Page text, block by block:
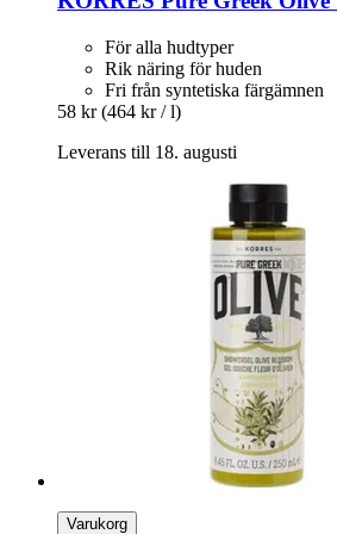
För alla hudtyper
Rik näring för huden
Fri från syntetiska färgämnen
58 kr (464 kr / l)
Leverans till 18. augusti
Varukorg